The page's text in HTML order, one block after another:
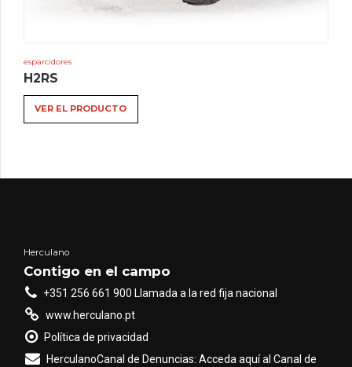
esparcidores
H2RS
VER EL PRODUCTO
Herculano
Contigo en el campo
+351 256 661 900 Llamada a la red fija nacional
www.herculano.pt
Política de privacidad
HerculanoCanal de Denuncias: Acceda aquí al Canal de